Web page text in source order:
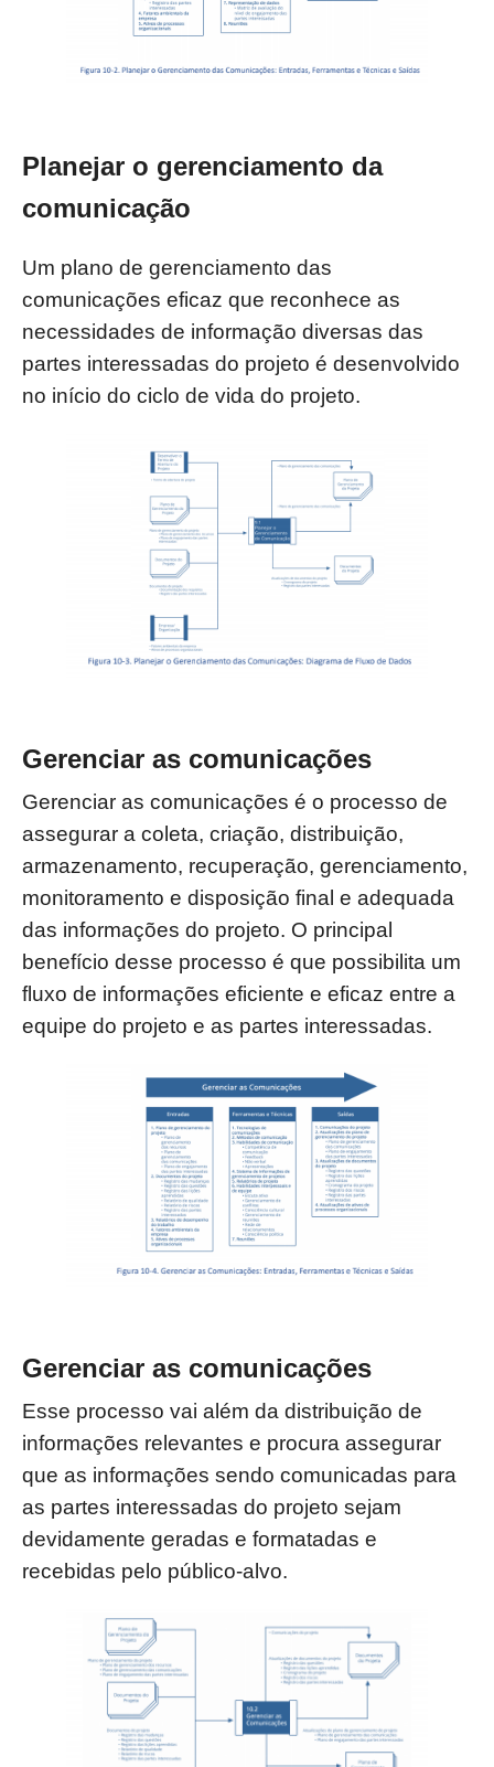
Planejar o gerenciamento da
comunicação
Um plano de gerenciamento das
comunicações eficaz que reconhece as
necessidades de informação diversas das
partes interessadas do projeto é desenvolvido
no início do ciclo de vida do projeto.
Gerenciar as comunicações
Gerenciar as comunicações é o processo de
assegurar a coleta, criação, distribuição,
armazenamento, recuperação, gerenciamento,
monitoramento e disposição final e adequada
das informações do projeto. O principal
benefício desse processo é que possibilita um
fluxo de informações eficiente e eficaz entre a
equipe do projeto e as partes interessadas.
Gerenciar as comunicações
Esse processo vai além da distribuição de
informações relevantes e procura assegurar
que as informações sendo comunicadas para
as partes interessadas do projeto sejam
devidamente geradas e formatadas e
recebidas pelo público-alvo.